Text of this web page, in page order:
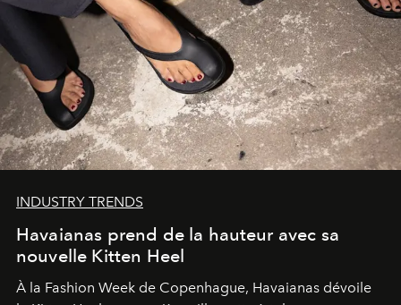
INDUSTRY TRENDS
Havaianas prend de la hauteur avec sa
nouvelle Kitten Heel
À la Fashion Week de Copenhague, Havaianas dévoile